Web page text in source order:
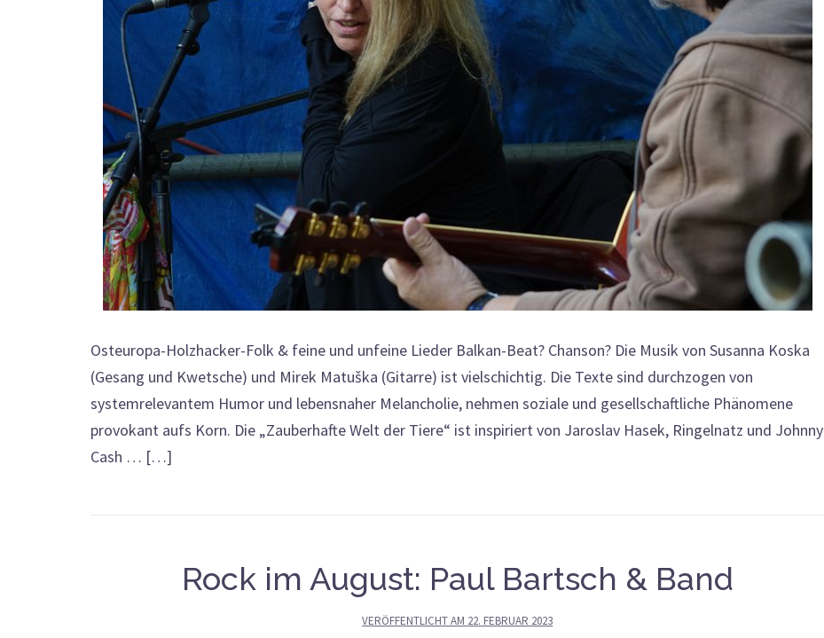
Osteuropa-Holzhacker-Folk & feine und unfeine Lieder Balkan-Beat? Chanson? Die Musik von Susanna Koska
(Gesang und Kwetsche) und Mirek Matuška (Gitarre) ist vielschichtig. Die Texte sind durchzogen von
systemrelevantem Humor und lebensnaher Melancholie, nehmen soziale und gesellschaftliche Phänomene
provokant aufs Korn. Die „Zauberhafte Welt der Tiere“ ist inspiriert von Jaroslav Hasek, Ringelnatz und Johnny
Cash … […]
Rock im August: Paul Bartsch & Band
VERÖFFENTLICHT AM 22. FEBRUAR 2023